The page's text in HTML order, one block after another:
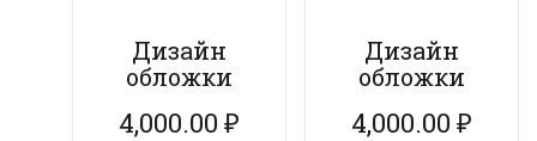
Дизайн
обложки
4,000.00₽
Дизайн
обложки
4,000.00 ₽